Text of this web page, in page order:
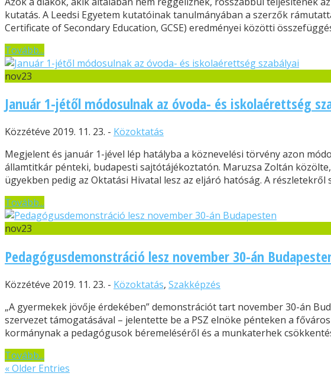
kutatás. A Leedsi Egyetem kutatóinak tanulmányában a szerzők
Certificate of Secondary Education, GCSE) eredményei közötti
Tovább...
nov23
Január 1-jétől módosulnak az óvoda- és iskolaérettség
Közzétéve 2019. 11. 23. - Közoktatás
Megjelent és január 1-jével lép hatályba a köznevelési törvény azon
államtitkár pénteki, budapesti sajtótájékoztatón. Maruzsa Zoltán
ügyekben pedig az Oktatási Hivatal lesz az eljáró hatóság. A részletekről
Tovább...
nov23
Pedagógusdemonstráció lesz november 30-án
Közzétéve 2019. 11. 23. - Közoktatás, Szakképzés
„A gyermekek jövője érdekében” demonstrációt tart november 30-án
szervezet támogatásával – jelentette be a PSZ elnöke pénteken a
kormánynak a pedagógusok béremeléséről és a munkaterhek
Tovább...
« Older Entries